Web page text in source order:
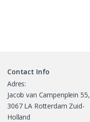
Contact Info
Adres:
Jacob van Campenplein 55,
3067 LA Rotterdam Zuid-
Holland